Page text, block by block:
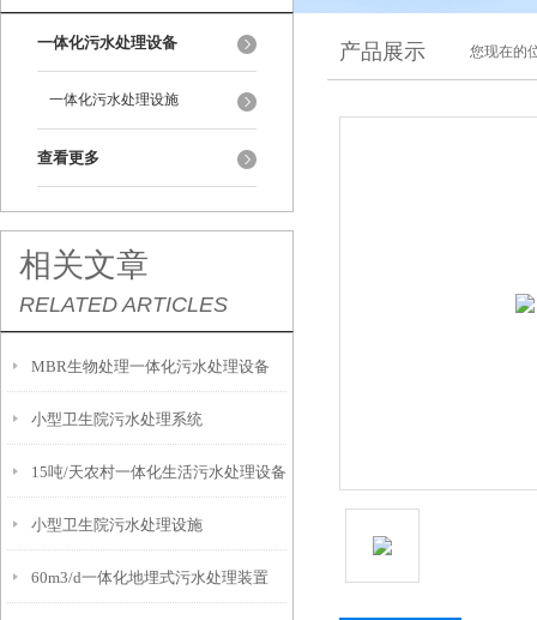
一体化污水处理设备
一体化污水处理设施
查看更多
相关文章
RELATED ARTICLES
MBR生物处理一体化污水处理设备
小型卫生院污水处理系统
15吨/天农村一体化生活污水处理设备
小型卫生院污水处理设施
60m3/d一体化地埋式污水处理装置
产品展示 您现在的